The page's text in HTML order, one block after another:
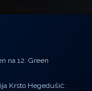
na 12. Green
Krsto Hegedušić: